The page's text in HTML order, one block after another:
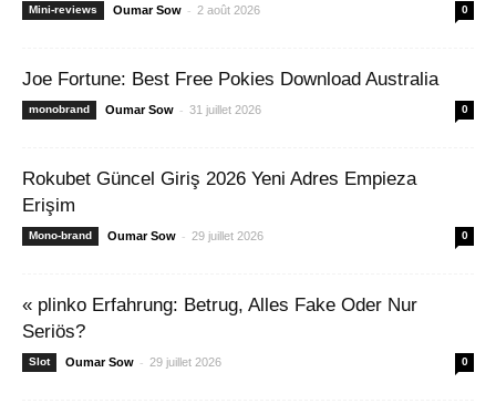
Mini-reviews Oumar Sow - 2 août 2026 0
Joe Fortune: Best Free Pokies Download Australia
monobrand Oumar Sow - 31 juillet 2026 0
Rokubet Güncel Giriş 2026 Yeni Adres Empieza
Erişim
Mono-brand Oumar Sow - 29 juillet 2026 0
« plinko Erfahrung: Betrug, Alles Fake Oder Nur
Seriös?
Slot Oumar Sow - 29 juillet 2026 0